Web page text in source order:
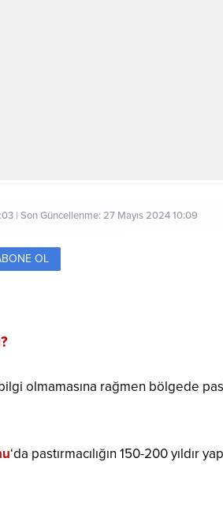
| Son Güncellenme: 27 Mayıs 2024 10:09
OL
olmamasına rağmen bölgede
‘da pastırmacılığın 150-200 yıldır